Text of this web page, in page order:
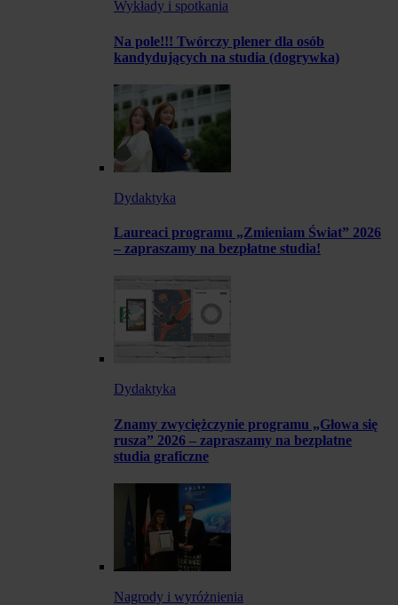
Wykłady i spotkania
Na pole!!! Twórczy plener dla osób
kandydujących na studia (dogrywka)
Dydaktyka
Laureaci programu „Zmieniam Świat” 2026
– zapraszamy na bezpłatne studia!
Dydaktyka
Znamy zwyciężczynie programu „Głowa się
rusza” 2026 – zapraszamy na bezpłatne
studia graficzne
Nagrody i wyróżnienia